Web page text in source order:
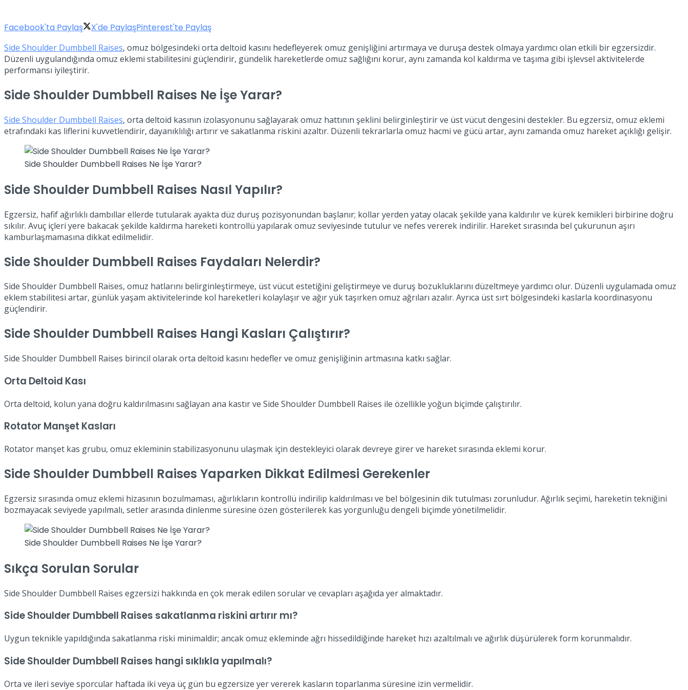
Facebook'ta Paylaş X'de PaylaşPinterest'te Paylaş
Side Shoulder Dumbbell Raises, omuz bölgesindeki orta deltoid kasını hedefleyerek omuz genişliğini artırmaya ve duruşa destek olmaya yardımcı olan etkili bir egzersizdir.
Düzenli uygulandığında omuz eklemi stabilitesini güçlendirir, gündelik hareketlerde omuz sağlığını korur, aynı zamanda kol kaldırma ve taşıma gibi işlevsel aktivitelerde
performansı iyileştirir.
Side Shoulder Dumbbell Raises Ne İşe Yarar?
Side Shoulder Dumbbell Raises, orta deltoid kasının izolasyonunu sağlayarak omuz hattının şeklini belirginleştirir ve üst vücut dengesini destekler. Bu egzersiz, omuz eklemi
etrafındaki kas liflerini kuvvetlendirir, dayanıklılığı artırır ve sakatlanma riskini azaltır. Düzenli tekrarlarla omuz hacmi ve gücü artar, aynı zamanda omuz hareket açıklığı gelişir.
Side Shoulder Dumbbell Raises Ne İşe Yarar?
Side Shoulder Dumbbell Raises Nasıl Yapılır?
Egzersiz, hafif ağırlıklı dambıllar ellerde tutularak ayakta düz duruş pozisyonundan başlanır; kollar yerden yatay olacak şekilde yana kaldırılır ve kürek kemikleri birbirine doğru
sıkılır. Avuç içleri yere bakacak şekilde kaldırma hareketi kontrollü yapılarak omuz seviyesinde tutulur ve nefes vererek indirilir. Hareket sırasında bel çukurunun aşırı
kamburlaşmamasına dikkat edilmelidir.
Side Shoulder Dumbbell Raises Faydaları Nelerdir?
Side Shoulder Dumbbell Raises, omuz hatlarını belirginleştirmeye, üst vücut estetiğini geliştirmeye ve duruş bozukluklarını düzeltmeye yardımcı olur. Düzenli uygulamada omuz
eklem stabilitesi artar, günlük yaşam aktivitelerinde kol hareketleri kolaylaşır ve ağır yük taşırken omuz ağrıları azalır. Ayrıca üst sırt bölgesindeki kaslarla koordinasyonu
güçlendirir.
Side Shoulder Dumbbell Raises Hangi Kasları Çalıştırır?
Side Shoulder Dumbbell Raises birincil olarak orta deltoid kasını hedefler ve omuz genişliğinin artmasına katkı sağlar.
Orta Deltoid Kası
Orta deltoid, kolun yana doğru kaldırılmasını sağlayan ana kastır ve Side Shoulder Dumbbell Raises ile özellikle yoğun biçimde çalıştırılır.
Rotator Manşet Kasları
Rotator manşet kas grubu, omuz ekleminin stabilizasyonunu ulaşmak için destekleyici olarak devreye girer ve hareket sırasında eklemi korur.
Side Shoulder Dumbbell Raises Yaparken Dikkat Edilmesi Gerekenler
Egzersiz sırasında omuz eklemi hizasının bozulmaması, ağırlıkların kontrollü indirilip kaldırılması ve bel bölgesinin dik tutulması zorunludur. Ağırlık seçimi, hareketin tekniğini
bozmayacak seviyede yapılmalı, setler arasında dinlenme süresine özen gösterilerek kas yorgunluğu dengeli biçimde yönetilmelidir.
Side Shoulder Dumbbell Raises Ne İşe Yarar?
Sıkça Sorulan Sorular
Side Shoulder Dumbbell Raises egzersizi hakkında en çok merak edilen sorular ve cevapları aşağıda yer almaktadır.
Side Shoulder Dumbbell Raises sakatlanma riskini artırır mı?
Uygun teknikle yapıldığında sakatlanma riski minimaldir; ancak omuz ekleminde ağrı hissedildiğinde hareket hızı azaltılmalı ve ağırlık düşürülerek form korunmalıdır.
Side Shoulder Dumbbell Raises hangi sıklıkla yapılmalı?
Orta ve ileri seviye sporcular haftada iki veya üç gün bu egzersize yer vererek kasların toparlanma süresine izin vermelidir.